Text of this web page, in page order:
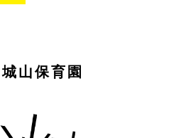
城山保育園